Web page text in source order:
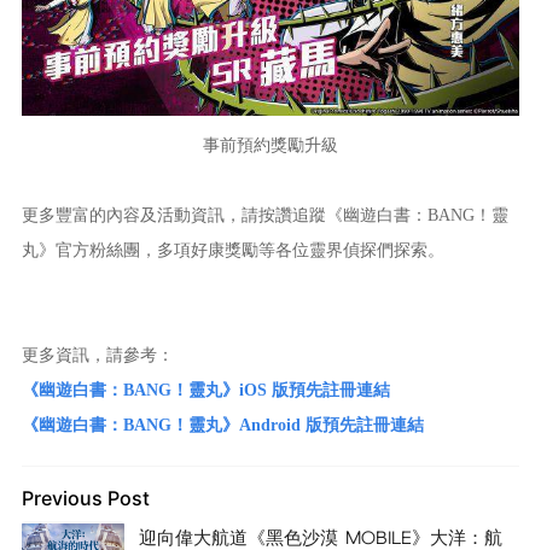
事前預約獎勵升級
更多豐富的內容及活動資訊，請按讚追蹤《幽遊白書：BANG！靈
丸》官方粉絲團，多項好康獎勵等各位靈界偵探們探索。
更多資訊，請參考：
《幽遊白書：BANG！靈丸》iOS 版預先註冊連結
《幽遊白書：BANG！靈丸》Android 版預先註冊連結
Previous Post
迎向偉大航道《黑色沙漠 MOBILE》大洋：航